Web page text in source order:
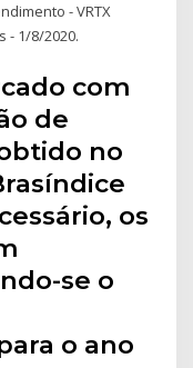
- VRTX
- 1/8/2020.
com
de
no
os
se o
o ano